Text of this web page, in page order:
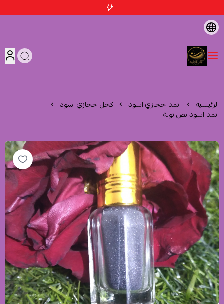
متجر اثمد الهاشمية
الرئيسية اثمد حجازي اسود كحل حجازي اسود
اثمد اسود نص تولة